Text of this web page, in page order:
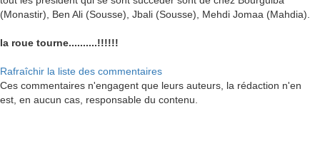
(Monastir), Ben Ali (Sousse), Jbali (Sousse), Mehdi Jomaa (Mahdia).
la roue tourne..........!!!!!!
Rafraîchir la liste des commentaires
Ces commentaires n'engagent que leurs auteurs, la rédaction n'en
est, en aucun cas, responsable du contenu.